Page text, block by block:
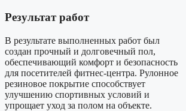
Результат работ
В результате выполненных работ был
создан прочный и долговечный пол,
обеспечивающий комфорт и безопасность
для посетителей фитнес-центра. Рулонное
резиновое покрытие способствует
улучшению спортивных условий и
упрощает уход за полом на объекте.